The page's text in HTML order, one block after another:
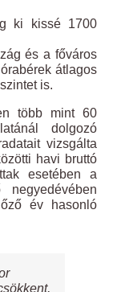
ki kissé 1700
és a főváros
átlagos
is.
több mint 60
dolgozó
vizsgálta
havi bruttó
esetében a
év hasonló